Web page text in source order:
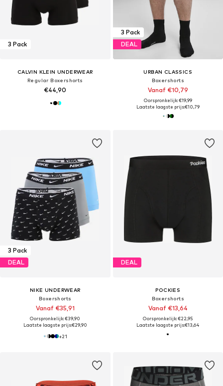
3 Pack
CALVIN KLEIN UNDERWEAR
Regular Boxershorts
€44,90
3 Pack
DEAL
URBAN CLASSICS
Boxershorts
Vanaf €10,79
Oorspronkelijk: €19,99
Laatste laagste prijs:€10,79
3 Pack
DEAL
NIKE UNDERWEAR
Boxershorts
Vanaf €35,91
Oorspronkelijk: €39,90
Laatste laagste prijs:€29,90
+21
DEAL
POCKIES
Boxershorts
Vanaf €13,64
Oorspronkelijk: €22,95
Laatste laagste prijs:€13,64